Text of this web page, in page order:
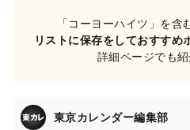
「コーヨーハイツ」を含
リストに保存をしておすすめ
詳細ページでも紹
東京カレンダー編集部